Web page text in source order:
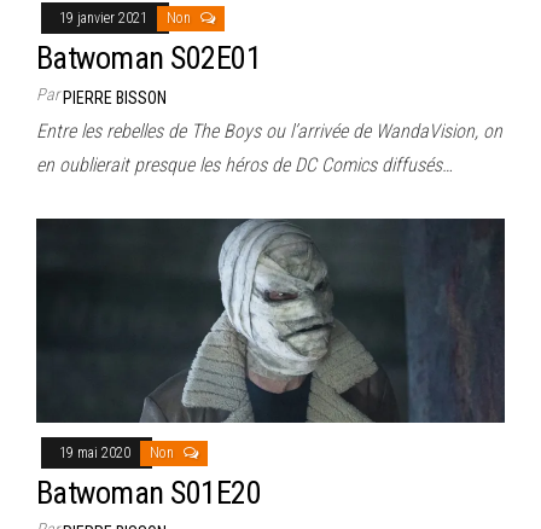
19 janvier 2021 Non
Batwoman S02E01
ParPIERRE BISSON
Entre les rebelles de The Boys ou l’arrivée de WandaVision, on
en oublierait presque les héros de DC Comics diffusés…
19 mai 2020 Non
Batwoman S01E20